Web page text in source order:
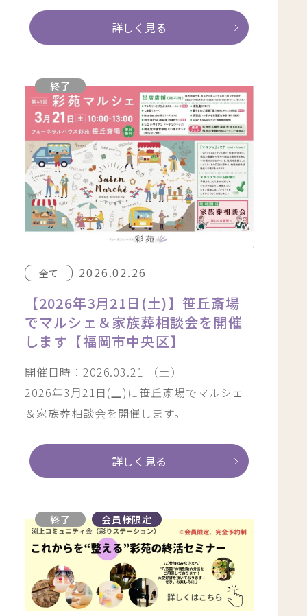
詳しく見る
終了
全て 2026.02.26
【2026年3月21日(土)】笹丘斎場
でマルシェ＆家族葬相談会を開催
します【福岡市中央区】
開催日時：2026.03.21 （土）
2026年3月21日(土)に笹丘斎場でマルシェ
＆家族葬相談会を開催します。
詳しく見る
終了 会員様限定